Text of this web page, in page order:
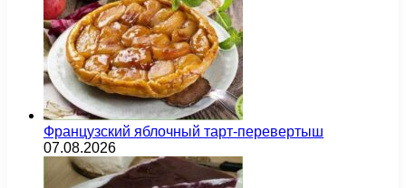
Французский яблочный тарт-перевертыш
07.08.2026